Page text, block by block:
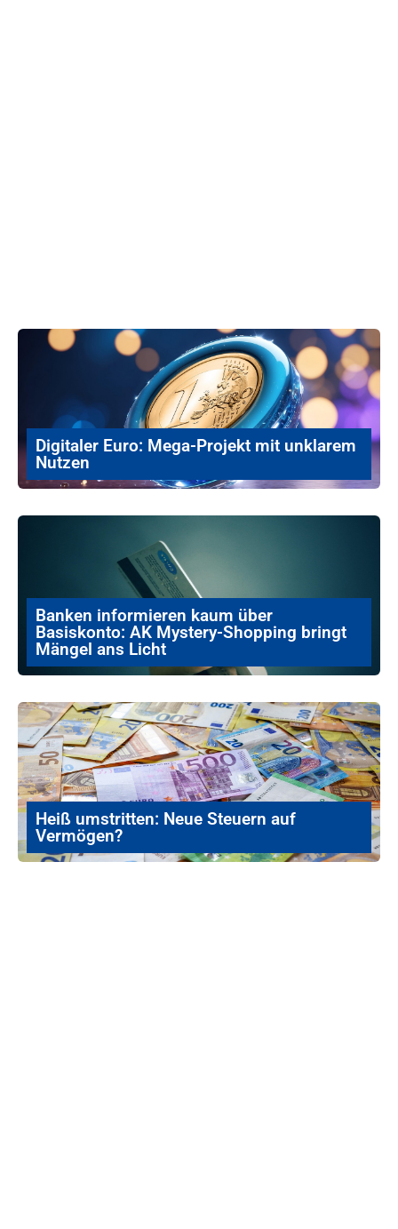
Digitaler Euro: Mega-Projekt mit unklarem
Nutzen
Banken informieren kaum über
Basiskonto: AK Mystery-Shopping bringt
Mängel ans Licht
Heiß umstritten: Neue Steuern auf
Vermögen?